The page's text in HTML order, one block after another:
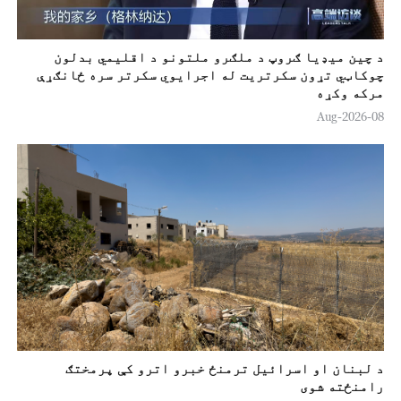
د چين ميډيا ګروپ د ملګرو ملتونو د اقلیمي بدلون
چوکاټي تړون سکرتريت له اجرایوي سکرتر سره ځانګړې
مرکه وکړه
08-Aug-2026
د لبنان او اسرائیل ترمنځ خبرو اترو کې پرمختګ
رامنځته شوی